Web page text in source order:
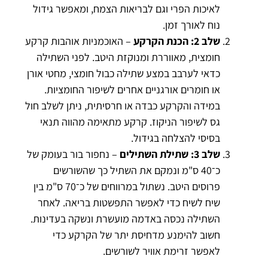
לאיכות הפרי וגם לבריאות הצמח, ומאפשר גידול
נוח לאורך זמן.
שלב 2: הכנת הקרקע
– האוכמניות אוהבות קרקע
חומצית, מאווררת ומנוקזת היטב. לפני השתילה
כדאי לערבב במצע שתילה כבול חומצי, מחטי אורן
או חומרים אורגניים אחרים לשיפור החומציות.
במידה והקרקע כבדה או חרסיתית, ניתן לשלב חול
גס לשיפור הניקוז. קרקע מתאימה מהווה תנאי
בסיסי להצלחה בגידול.
שלב 3: שתילת השתילים
– נחפור בור בעומק של
כ־40 ס"מ ונמקם את השתיל כך שהשורשים
פרוסים היטב. נשתול במרווחים של כ־70 ס"מ בין
שיח לשיח כדי לאפשר התפשטות בריאה. לאחר
השתילה נכסה באדמה מועשרת ונשקה בעדינות.
חשוב להימנע מדחיסת יתר של הקרקע כדי
לאפשר זרימת אוויר לשורשים.